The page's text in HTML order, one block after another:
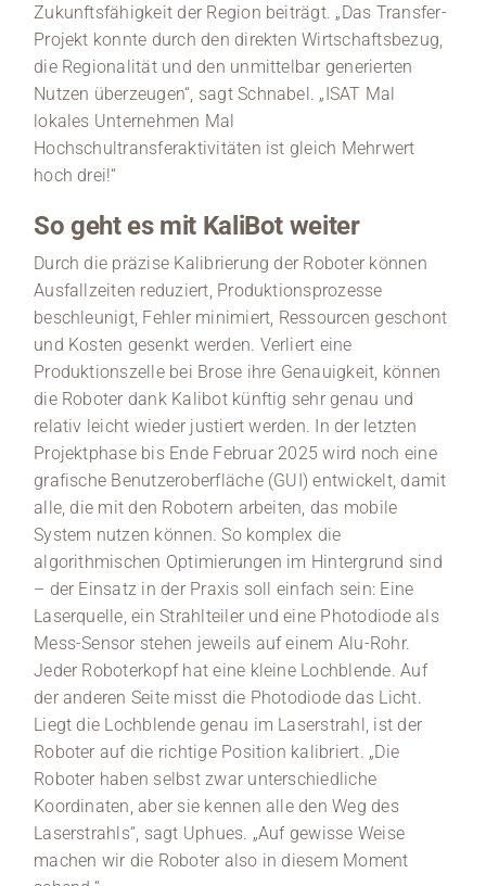
Zukunftsfähigkeit der Region beiträgt. „Das Transfer-
Projekt konnte durch den direkten Wirtschaftsbezug,
die Regionalität und den unmittelbar generierten
Nutzen überzeugen“, sagt Schnabel. „ISAT Mal
lokales Unternehmen Mal
Hochschultransferaktivitäten ist gleich Mehrwert
hoch drei!“
So geht es mit KaliBot weiter
Durch die präzise Kalibrierung der Roboter können
Ausfallzeiten reduziert, Produktionsprozesse
beschleunigt, Fehler minimiert, Ressourcen geschont
und Kosten gesenkt werden. Verliert eine
Produktionszelle bei Brose ihre Genauigkeit, können
die Roboter dank Kalibot künftig sehr genau und
relativ leicht wieder justiert werden. In der letzten
Projektphase bis Ende Februar 2025 wird noch eine
grafische Benutzeroberfläche (GUI) entwickelt, damit
alle, die mit den Robotern arbeiten, das mobile
System nutzen können. So komplex die
algorithmischen Optimierungen im Hintergrund sind
– der Einsatz in der Praxis soll einfach sein: Eine
Laserquelle, ein Strahlteiler und eine Photodiode als
Mess-Sensor stehen jeweils auf einem Alu-Rohr.
Jeder Roboterkopf hat eine kleine Lochblende. Auf
der anderen Seite misst die Photodiode das Licht.
Liegt die Lochblende genau im Laserstrahl, ist der
Roboter auf die richtige Position kalibriert. „Die
Roboter haben selbst zwar unterschiedliche
Koordinaten, aber sie kennen alle den Weg des
Laserstrahls“, sagt Uphues. „Auf gewisse Weise
machen wir die Roboter also in diesem Moment